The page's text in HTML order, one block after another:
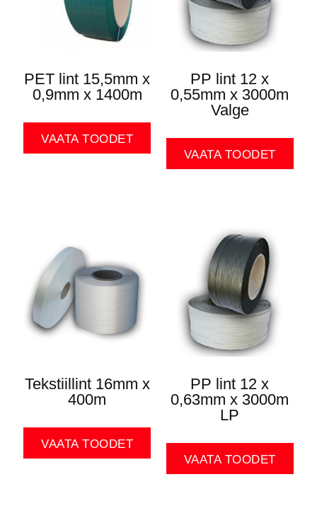
PET lint 15,5mm x
0,9mm x 1400m
VAATA TOODET
PP lint 12 x
0,55mm x 3000m
Valge
VAATA TOODET
Tekstiillint 16mm x
400m
VAATA TOODET
PP lint 12 x
0,63mm x 3000m
LP
VAATA TOODET